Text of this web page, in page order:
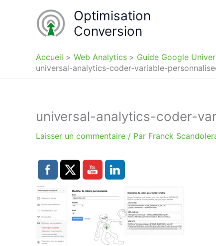
Optimisation
Conversion
Accueil Web Analytics
Guide Google
universal-analytics-coder-variable-
universal-analytics-coder-
Laisser un commentaire / Par Franck